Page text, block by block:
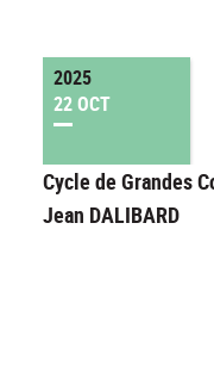
2025
22 OCT
Cycle de Grandes
Jean DALIBARD